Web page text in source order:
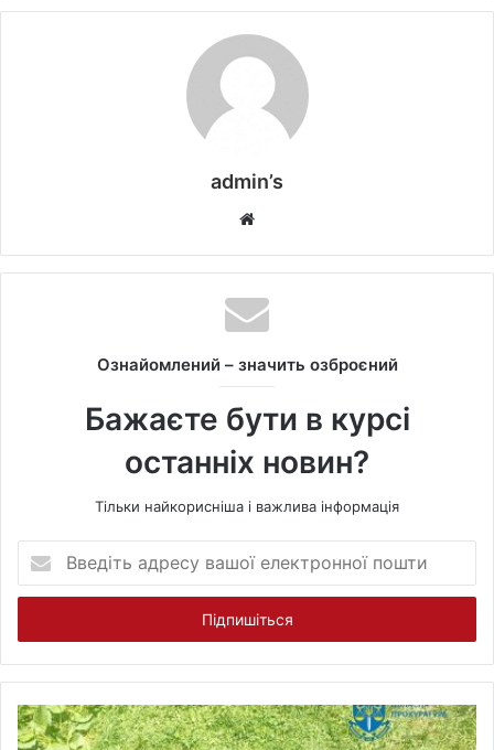
admin’s
b
s
i
e
Ознайомлений – значить озброєний
Бажаєте бути в курсі
останніх новин?
Тільки найкорисніша і важлива інформація
е
і
т
а
д